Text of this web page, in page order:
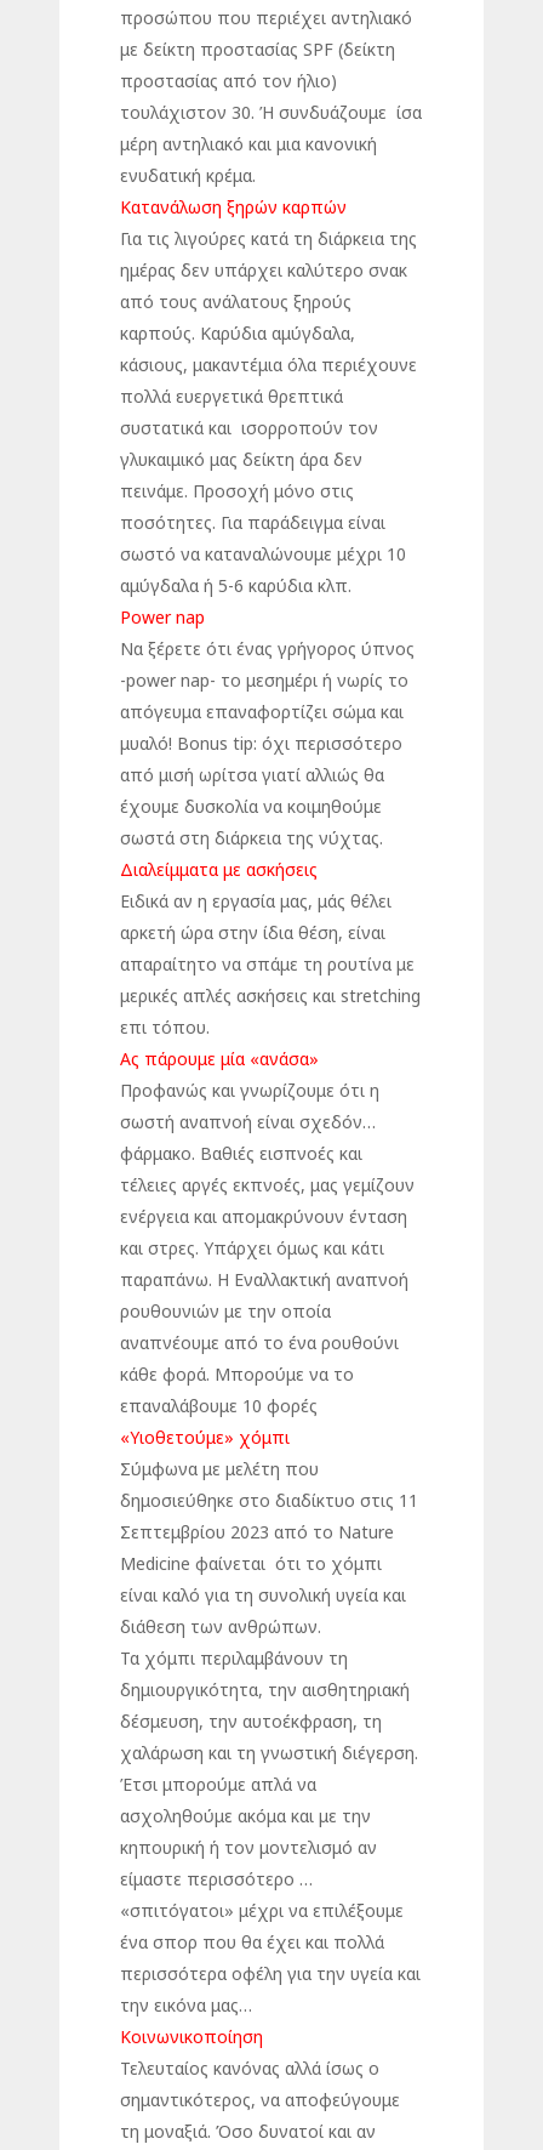
προσώπου που περιέχει αντηλιακό
με δείκτη προστασίας SPF (δείκτη
προστασίας από τον ήλιο)
τουλάχιστον 30. Ή συνδυάζουμε ίσα
μέρη αντηλιακό και μια κανονική
ενυδατική κρέμα.
Κατανάλωση ξηρών καρπών
Για τις λιγούρες κατά τη διάρκεια της
ημέρας δεν υπάρχει καλύτερο σνακ
από τους ανάλατους ξηρούς
καρπούς. Καρύδια αμύγδαλα,
κάσιους, μακαντέμια όλα περιέχουνε
πολλά ευεργετικά θρεπτικά
συστατικά και ισορροπούν τον
γλυκαιμικό μας δείκτη άρα δεν
πεινάμε. Προσοχή μόνο στις
ποσότητες. Για παράδειγμα είναι
σωστό να καταναλώνουμε μέχρι 10
αμύγδαλα ή 5-6 καρύδια κλπ.
Power nap
Να ξέρετε ότι ένας γρήγορος ύπνος
-power nap- το μεσημέρι ή νωρίς το
απόγευμα επαναφορτίζει σώμα και
μυαλό! Bonus tip: όχι περισσότερο
από μισή ωρίτσα γιατί αλλιώς θα
έχουμε δυσκολία να κοιμηθούμε
σωστά στη διάρκεια της νύχτας.
Διαλείμματα με ασκήσεις
Ειδικά αν η εργασία μας, μάς θέλει
αρκετή ώρα στην ίδια θέση, είναι
απαραίτητο να σπάμε τη ρουτίνα με
μερικές απλές ασκήσεις και stretching
επι τόπου.
Ας πάρουμε μία «ανάσα»
Προφανώς και γνωρίζουμε ότι η
σωστή αναπνοή είναι σχεδόν…
φάρμακο. Βαθιές εισπνοές και
τέλειες αργές εκπνοές, μας γεμίζουν
ενέργεια και απομακρύνουν ένταση
και στρες. Υπάρχει όμως και κάτι
παραπάνω. Η Εναλλακτική αναπνοή
ρουθουνιών με την οποία
αναπνέουμε από το ένα ρουθούνι
κάθε φορά. Μπορούμε να το
επαναλάβουμε 10 φορές
«Υιοθετούμε» χόμπι
Σύμφωνα με μελέτη που
δημοσιεύθηκε στο διαδίκτυο στις 11
Σεπτεμβρίου 2023 από το Nature
Medicine φαίνεται ότι το χόμπι
είναι καλό για τη συνολική υγεία και
διάθεση των ανθρώπων.
Τα χόμπι περιλαμβάνουν τη
δημιουργικότητα, την αισθητηριακή
δέσμευση, την αυτοέκφραση, τη
χαλάρωση και τη γνωστική διέγερση.
Έτσι μπορούμε απλά να
ασχοληθούμε ακόμα και με την
κηπουρική ή τον μοντελισμό αν
είμαστε περισσότερο …
«σπιτόγατοι» μέχρι να επιλέξουμε
ένα σπορ που θα έχει και πολλά
περισσότερα οφέλη για την υγεία και
την εικόνα μας…
Κοινωνικοποίηση
Τελευταίος κανόνας αλλά ίσως ο
σημαντικότερος, να αποφεύγουμε
τη μοναξιά. Όσο δυνατοί και αν